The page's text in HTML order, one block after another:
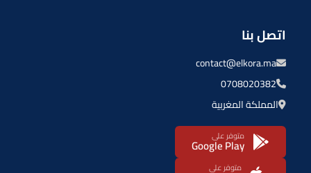
اتصل بنا
contact@elkora.ma
0708020382
المملكة المغربية
متوفر على
Google Play
متوفر على